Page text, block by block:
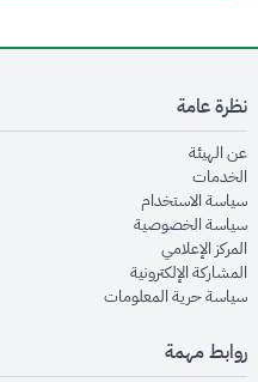
نظرة عامة
عن الهيئةopens in new window
الخدماتopens in new window
سياسة الاستخدام
سياسة الخصوصيةin new window
المركز الإعلاميopens in new window
المشاركة الإلكترونيةin new window
سياسة حرية المعلوماتnew window
روابط مهمة